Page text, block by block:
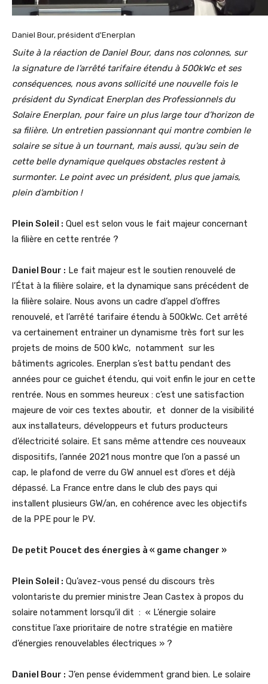
Daniel Bour, président d'Enerplan
Suite à la réaction de Daniel Bour, dans nos colonnes, sur
la signature de l’arrêté tarifaire étendu à 500kWc et ses
conséquences, nous avons sollicité une nouvelle fois le
président du Syndicat Enerplan des Professionnels du
Solaire Enerplan, pour faire un plus large tour d’horizon de
sa filière. Un entretien passionnant qui montre combien le
solaire se situe à un tournant, mais aussi, qu’au sein de
cette belle dynamique quelques obstacles restent à
surmonter. Le point avec un président, plus que jamais,
plein d’ambition !
Plein Soleil : Quel est selon vous le fait majeur concernant
la filière en cette rentrée ?
Daniel Bour : Le fait majeur est le soutien renouvelé de
l’État à la filière solaire, et la dynamique sans précédent de
la filière solaire. Nous avons un cadre d’appel d’offres
renouvelé, et l’arrêté tarifaire étendu à 500kWc. Cet arrêté
va certainement entrainer un dynamisme très fort sur les
projets de moins de 500 kWc, notamment sur les
bâtiments agricoles. Enerplan s’est battu pendant des
années pour ce guichet étendu, qui voit enfin le jour en cette
rentrée. Nous en sommes heureux : c’est une satisfaction
majeure de voir ces textes aboutir, et donner de la visibilité
aux installateurs, développeurs et futurs producteurs
d’électricité solaire. Et sans même attendre ces nouveaux
dispositifs, l’année 2021 nous montre que l’on a passé un
cap, le plafond de verre du GW annuel est d’ores et déjà
dépassé. La France entre dans le club des pays qui
installent plusieurs GW/an, en cohérence avec les objectifs
de la PPE pour le PV.
De petit Poucet des énergies à « game changer »
Plein Soleil : Qu’avez-vous pensé du discours très
volontariste du premier ministre Jean Castex à propos du
solaire notamment lorsqu’il dit : « L’énergie solaire
constitue l’axe prioritaire de notre stratégie en matière
d’énergies renouvelables électriques » ?
Daniel Bour : J’en pense évidemment grand bien. Le solaire